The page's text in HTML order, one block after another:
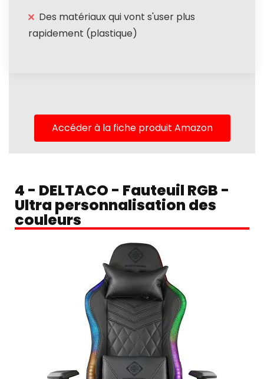
Des matériaux qui vont s'user plus
rapidement (plastique)
Accéder à la fiche produit Amazon
4 - DELTACO - Fauteuil RGB -
Ultra personnalisation des
couleurs